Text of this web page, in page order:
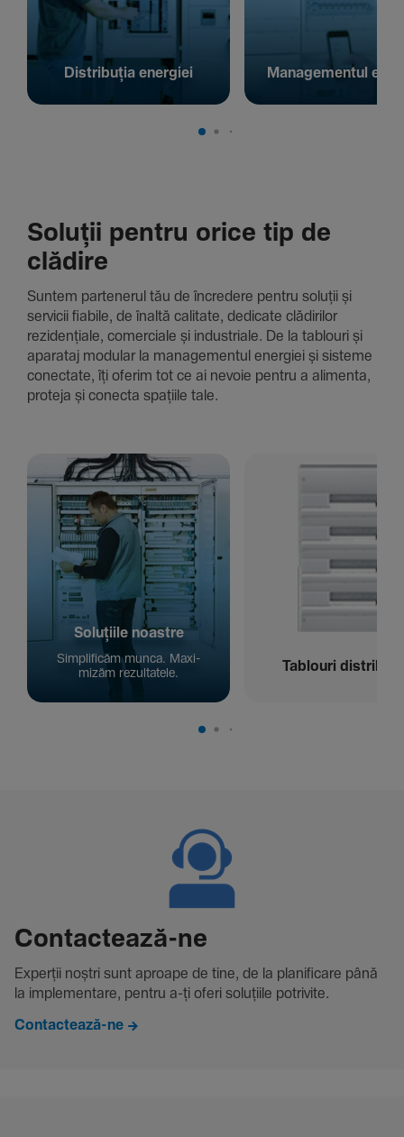
Distribuția energiei Managementul
Soluții pentru orice tip de
clădire
Suntem parte­nerul tău de încre­dere pentru soluții și
servicii fiabile, de înaltă cali­tate, dedi­cate clădi­rilor
rezi­den­țiale, comer­ciale și indus­triale. De la tablouri și
aparataj modular la managementul energiei și sisteme
conec­tate, îți oferim tot ce ai nevoie pentru a alimenta,
proteja și conecta spațiile tale.
Solu­țiile noastre
Simpli­ficăm munca. Maxi­
mizăm rezul­ta­tele.
Tablouri
Contac­tează-ne
Experții noștri sunt aproape de tine, de la plani­fi­care până
la imple­men­tare, pentru a-ți oferi solu­țiile potri­vite.
Contactează-ne